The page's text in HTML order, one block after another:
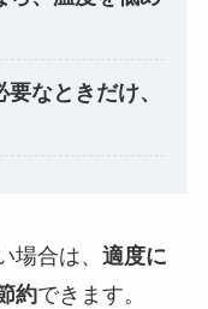
なときだけ、
場合は、 適度に
約できます。